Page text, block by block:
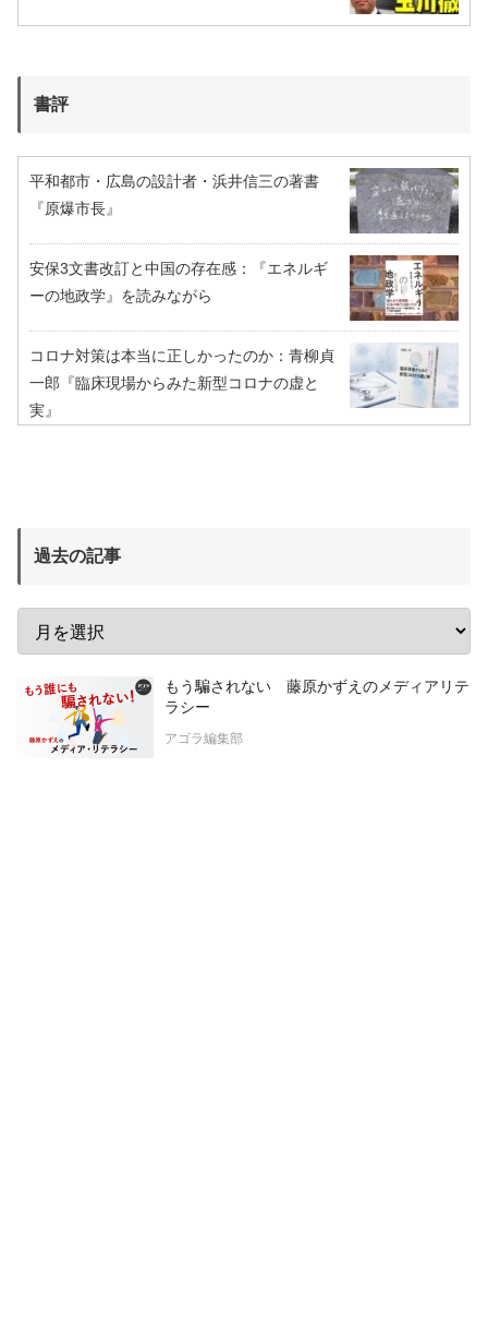
書評
平和都市・広島の設計者・浜井信三の著書
『原爆市長』
安保3文書改訂と中国の存在感：『エネルギ
ーの地政学』を読みながら
コロナ対策は本当に正しかったのか：青柳貞
一郎『臨床現場からみた新型コロナの虚と
実』
過去の記事
もう騙されない 藤原かずえのメディアリテ
ラシー
アゴラ編集部